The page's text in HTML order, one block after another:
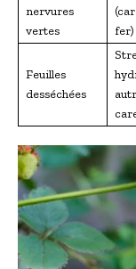
nervures
vertes
fer)
Feuilles
desséchées